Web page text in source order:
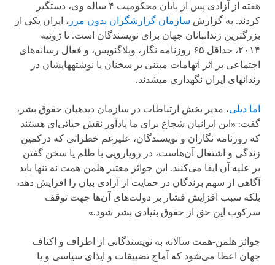
هفته از آزادی پس از پایان محکومیت ۴ ساله وی، دستگیر
کردند. به گزارش سازمان گزارشگران بدون مرز ، ایران یکی از
بزرگترین زندانبانان جهان برای نویسندگان است. تا ژوئیه
۲۰۱۴، حداقل ۶۵ روزنامه نگار، وبلاگنویس، و فعال رسانه‌های
اجتماعی بر اثر اتهامات مبتنی بر سخنان یا نوشته­هایشان در
زندان­های ایران نگهداری می­شدند.
اما دیلی، مدیر بخش ارتباطات در سازمان دیده­بان حقوق بشر،
گفت: «این ایرانیان شجاع برای ما یادآور نقش حیاتی‌ای هستند
که روزنامه نگاران و نویسندگان، علیرغم خطراتی که درکمین
زندگی و اشتغال آ‌ن‌هاست، در رویارویی با ظلم یا سخن گفتن
بر علیه آن ایفا می‌کنند. این جوائز معتبر هلمن-همت نه تنها باید
آگاهی از سهم برندگان در حمایت از آزادی بیان را افزایش دهد،
بلکه سبب افزایش فشار بر دولت‌های آن‌ها جهت توقف
سرکوب این حق از حقوق بنیادی بشر شود.»
جوائز هلمن-همت سالانه به نویسندگانی از اطراف و اکناف
جهان اعطا می‌شود که آماج تضییقات و ایذای سیاسی و یا